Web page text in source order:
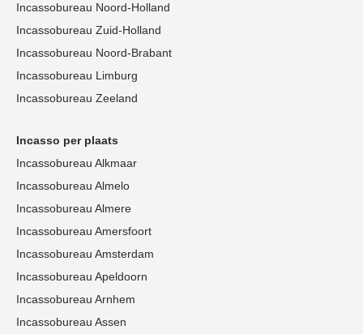
Incassobureau Noord-Holland
Incassobureau Zuid-Holland
Incassobureau Noord-Brabant
Incassobureau Limburg
Incassobureau Zeeland
Incasso per plaats
Incassobureau Alkmaar
Incassobureau Almelo
Incassobureau Almere
Incassobureau Amersfoort
Incassobureau Amsterdam
Incassobureau Apeldoorn
Incassobureau Arnhem
Incassobureau Assen